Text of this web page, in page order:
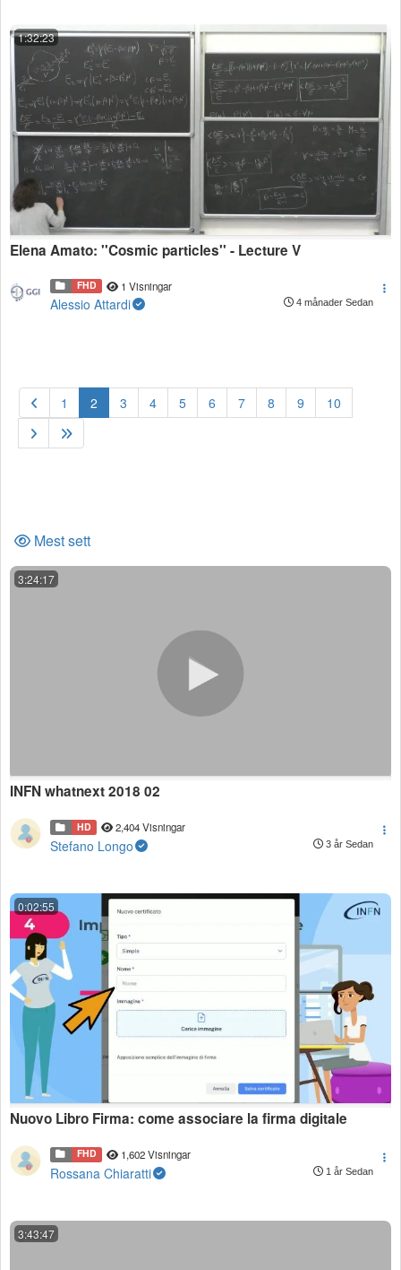
1:32:23
Elena Amato: ''Cosmic particles'' - Lecture V
FHD 1 Visningar
Alessio Attardi 4 månader Sedan
1 2 (current)
3 4 5 6 7 8 9 10
Mest sett
3:24:17
INFN whatnext 2018 02
HD 2,404 Visningar
Stefano Longo 3 år Sedan
0:02:55
Nuovo Libro Firma: come associare la firma digitale
FHD 1,602 Visningar
Rossana Chiaratti 1 år Sedan
3:43:47